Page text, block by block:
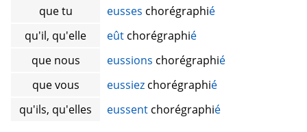
que tu
eusses chorégraphié
qu'il, qu'elle
eût chorégraphié
que nous
eussions chorégraphié
que vous
eussiez chorégraphié
qu'ils, qu'elles
eussent chorégraphié